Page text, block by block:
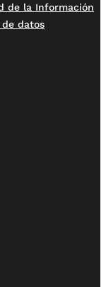
de la Información
datos